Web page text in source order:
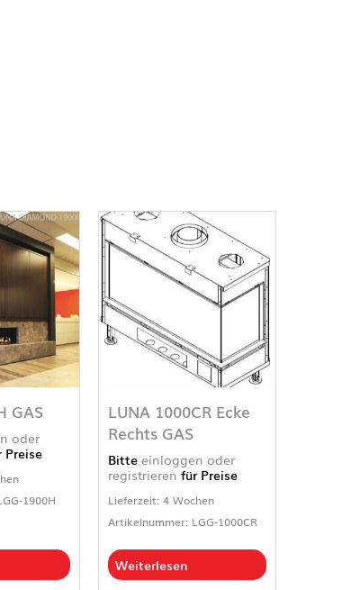
GAS
oder
Preise
1900H
LUNA 1000CR Ecke
Rechts GAS
Bitteeinloggen oder
registrieren für Preise
Lieferzeit: 4 Wochen
Artikelnummer: LGG-1000CR
Weiterlesen